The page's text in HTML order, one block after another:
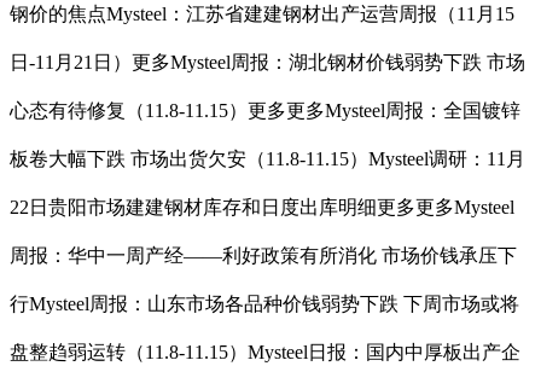
钢价的焦点Mysteel：江苏省建建钢材出产运营周报（11月15
日-11月21日）更多Mysteel周报：湖北钢材价钱弱势下跌 市场
心态有待修复（11.8-11.15）更多更多Mysteel周报：全国镀锌
板卷大幅下跌 市场出货欠安（11.8-11.15）Mysteel调研：11月
22日贵阳市场建建钢材库存和日度出库明细更多更多Mysteel
周报：华中一周产经——利好政策有所消化 市场价钱承压下
行Mysteel周报：山东市场各品种价钱弱势下跌 下周市场或将
盘整趋弱运转（11.8-11.15）Mysteel日报：国内中厚板出产企